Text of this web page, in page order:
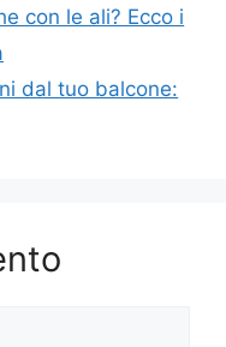
con le ali? Ecco i
dal tuo balcone: